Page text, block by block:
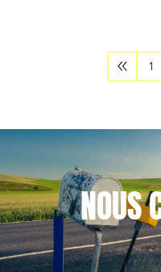
1
NOUS